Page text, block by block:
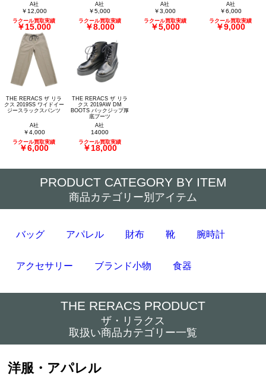
A社
￥12,000
ラクール買取実績
￥15,000
A社
￥5,000
ラクール買取実績
￥8,000
A社
￥3,000
ラクール買取実績
￥5,000
A社
￥6,000
ラクール買取実績
￥9,000
THE RERACS ザ リラ
クス 2019SS ワイドイー
ジースラックスパンツ
A社
￥4,000
ラクール買取実績
￥6,000
THE RERACS ザ リラ
クス 2019AW DM
BOOTS バックジップ厚
底ブーツ
A社
14000
ラクール買取実績
￥18,000
PRODUCT CATEGORY BY ITEM
商品カテゴリー別アイテム
バッグ アパレル 財布 靴 腕時計
アクセサリー ブランド小物 食器
THE RERACS PRODUCT
ザ・リラクス
取扱い商品カテゴリー一覧
洋服・アパレル